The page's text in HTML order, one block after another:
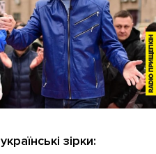
зірки: